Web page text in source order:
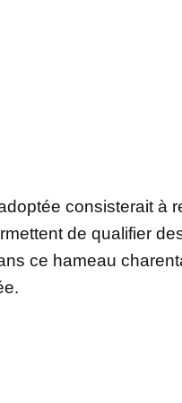
consisterait à
de qualifier
ce hameau